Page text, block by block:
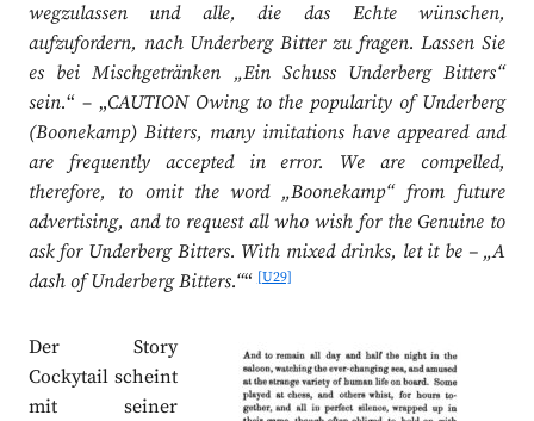
wegzulassen und alle, die das Echte wünschen,
aufzufordern, nach Underberg Bitter zu fragen. Lassen Sie
es bei Mischgetränken „Ein Schuss Underberg Bitters“
sein.“ – „CAUTION Owing to the popularity of Underberg
(Boonekamp) Bitters, many imitations have appeared and
are frequently accepted in error. We are compelled,
therefore, to omit the word „Boonekamp“ from future
advertising, and to request all who wish for the Genuine to
ask for Underberg Bitters. With mixed drinks, let it be – „A
dash of Underberg Bitters.““[U29]
Der Story
Cockytail scheint
mit seiner